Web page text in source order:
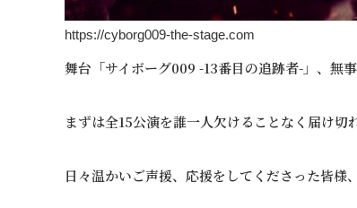
https://cyborg009-the-stage.com
舞台「サイボーグ009 -13番目の追跡者-」、無
まずは全15公演を誰一人欠けることなく届け切
日々温かいご声援、応援をしてくださった皆様